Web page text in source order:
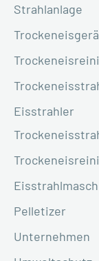
Strahlanlage
Eisstrahler
Pelletizer
Unternehmen